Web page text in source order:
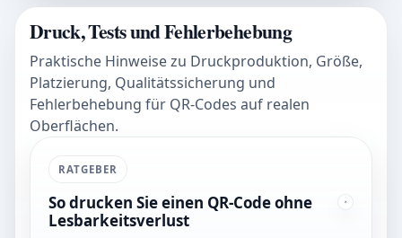
Druck, Tests und Fehlerbehebung
Praktische Hinweise zu Druckproduktion, Größe,
Platzierung, Qualitätssicherung und
Fehlerbehebung für QR-Codes auf realen
Oberflächen.
RATGEBER
So drucken Sie einen QR-Code ohne
Lesbarkeitsverlust